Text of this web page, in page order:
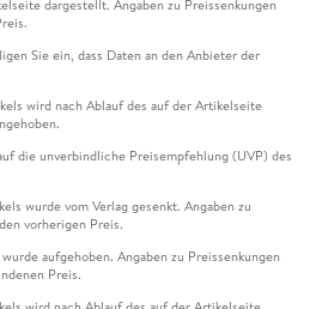
dargestellt. Angaben zu Preissenkungen
Sie ein, dass Daten an den Anbieter der
wird nach Ablauf des auf der Artikelseite
die unverbindliche Preisempfehlung (UVP) des
wurde vom Verlag gesenkt. Angaben zu
vorherigen Preis.
aufgehoben. Angaben zu Preissenkungen
Preis.